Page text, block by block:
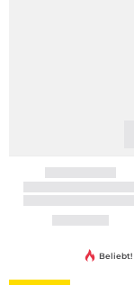
Beliebt!